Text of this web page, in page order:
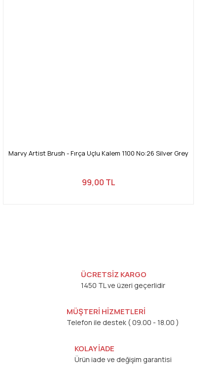
Marvy Artist Brush - Fırça Uçlu Kalem 1100 No:26 Silver Grey
99,00 TL
ÜCRETSİZ KARGO
1450 TL ve üzeri geçerlidir
MÜŞTERİ HİZMETLERİ
Telefon ile destek ( 09.00 - 18.00 )
KOLAY İADE
Ürün iade ve değişim garantisi